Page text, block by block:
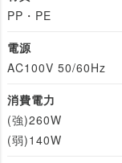
PP・PE
電源
AC100V 50/60Hz
消費電力
(強)260W
(弱)140W